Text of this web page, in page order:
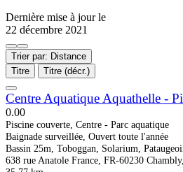
Dernière mise à jour le
22 décembre 2021
Trier par: Distance
Titre
Titre (décr.)
Centre Aquatique Aquathelle -
0.00
Piscine couverte, Centre - Parc aquatique
Baignade surveillée, Ouvert toute l'année
Bassin 25m, Toboggan, Solarium,
638 rue Anatole France, FR-60230